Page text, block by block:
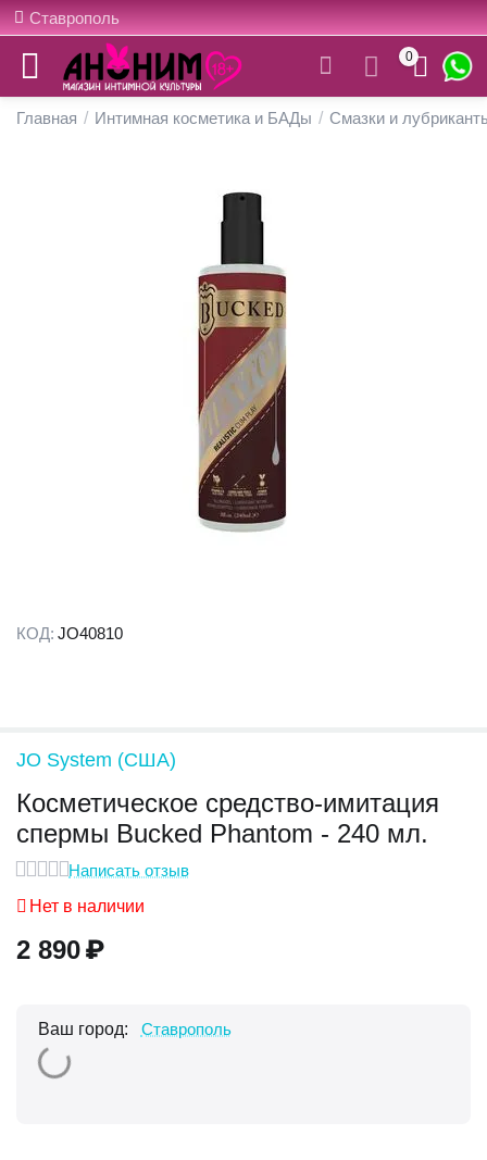
Ставрополь
0
Главная / Интимная косметика и БАДы / Смазки и
КОД: JO40810
JO System (США)
Косметическое средство-имитация
спермы Bucked Phantom - 240 мл.
Написать отзыв
Нет в наличии
2 890₽
Ваш город: Ставрополь